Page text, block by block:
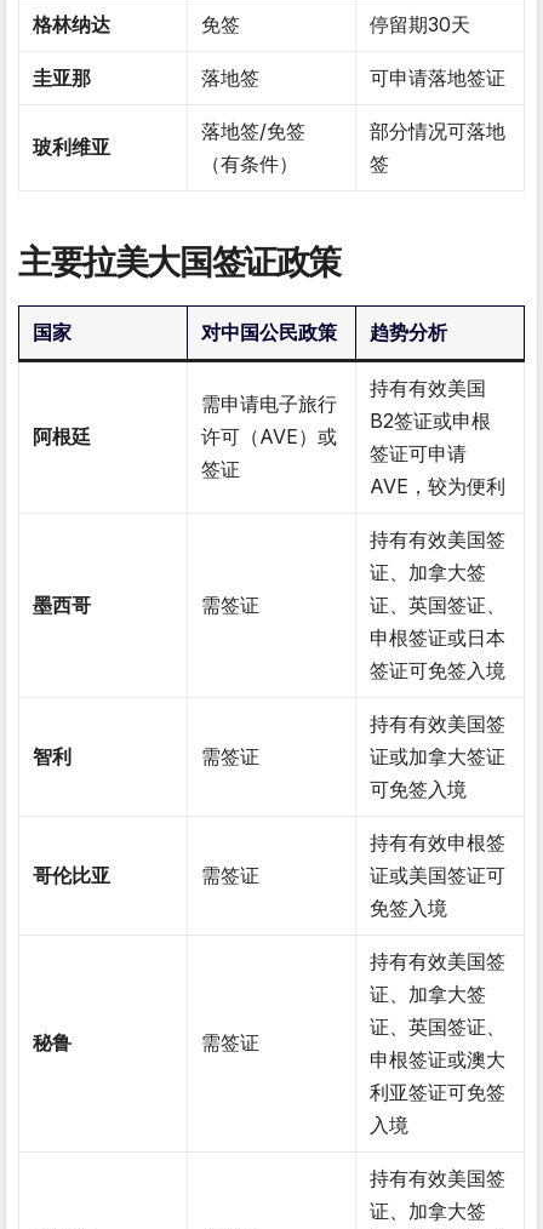
格林纳达 免签 停留期30天
圭亚那 落地签 可申请落地签证
玻利维亚
落地签/免签
（有条件）
部分情况可落地
签
主要拉美大国签证政策
国家 对中国公民政策 趋势分析
阿根廷
需申请电子旅行
许可（AVE）或
签证
持有有效美国
B2签证或申根
签证可申请
AVE，较为便利
墨西哥 需签证
持有有效美国签
证、加拿大签
证、英国签证、
申根签证或日本
签证可免签入境
智利 需签证
持有有效美国签
证或加拿大签证
可免签入境
哥伦比亚 需签证
持有有效申根签
证或美国签证可
免签入境
秘鲁 需签证
持有有效美国签
证、加拿大签
证、英国签证、
申根签证或澳大
利亚签证可免签
入境
持有有效美国签
证、加拿大签